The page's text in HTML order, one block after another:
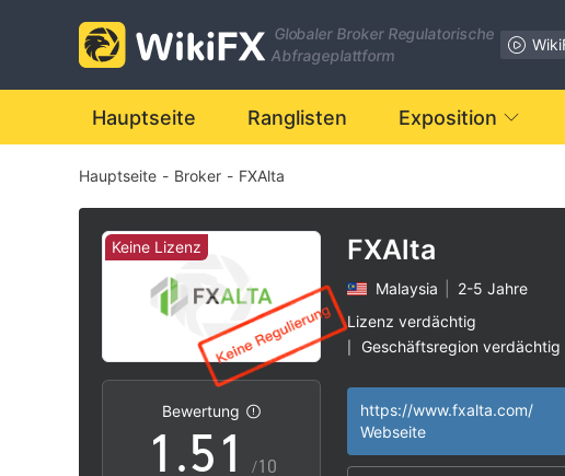
Globaler Broker Regulatorische
Abfrageplattform
Hauptseite Ranglisten Exposition
Hauptseite - Broker - FXAlta
Keine Lizenz
Bewertung
0
1 .
0
1
2
3
4
5
0
1
/10
FXAlta
Malaysia
2-5 Jahre
Lizenz verdächtig
Geschäftsregion verdächtig
https://www.fxalta.com/
Webseite